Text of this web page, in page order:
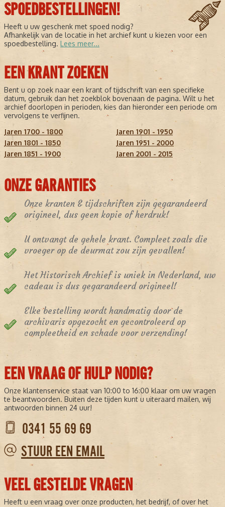
SPOEDBESTELLINGEN!
Heeft u uw geschenk met spoed nodig?
Afhankelijk van de locatie in het archief kunt u kiezen voor een
spoedbestelling. Lees meer...
EEN KRANT ZOEKEN
Bent u op zoek naar een krant of tijdschrift van een specifieke
datum, gebruik dan het zoekblok bovenaan de pagina. Wilt u het
archief doorlopen in perioden, kies dan hieronder een periode om
vervolgens te verfijnen.
Jaren 1700 - 1800
Jaren 1801 - 1850
Jaren 1851 - 1900
Jaren 1901 - 1950
Jaren 1951 - 2000
Jaren 2001 - 2015
ONZE GARANTIES
Onze kranten & tijdschriften zijn gegarandeerd
origineel, dus geen kopie of herdruk!
U ontvangt de gehele krant. Compleet zoals die
vroeger op de deurmat zou zijn gevallen!
Het Historisch Archief is uniek in Nederland, uw
cadeau is dus gegarandeerd origineel!
Elke bestelling wordt handmatig door de
archivaris opgezocht en gecontroleerd op
compleetheid en schade voor verzending!
EEN VRAAG OF HULP NODIG?
Onze klantenservice staat van 10:00 to 16:00 klaar om uw vragen
te beantwoorden. Buiten deze tijden kunt u uiteraard mailen, wij
antwoorden binnen 24 uur!
0341 55 69 69
STUUR EEN EMAIL
VEEL GESTELDE VRAGEN
Heeft u een vraag over onze producten, het bedrijf, of over het